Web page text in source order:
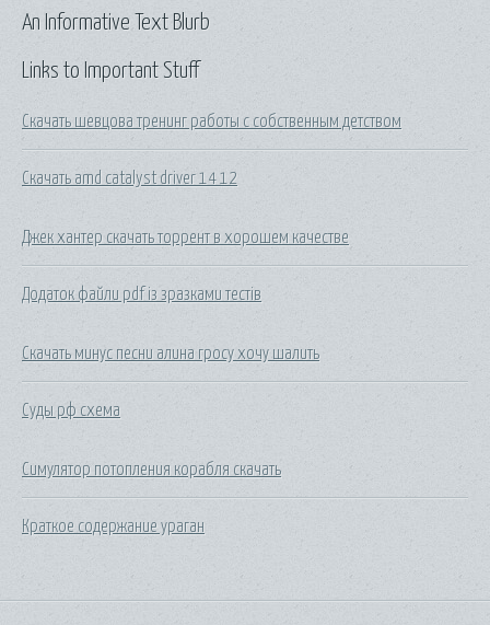
Links to Important Stuff
Скачать шевцова тренинг работы с собственным детством
Скачать amd catalyst driver 14 12
Джек хантер скачать торрент в хорошем качестве
Додаток файли pdf із зразками тестів
Скачать минус песни алина гросу хочу шалить
Суды рф схема
Симулятор потопления корабля скачать
Краткое содержание ураган
An Informative Text Blurb